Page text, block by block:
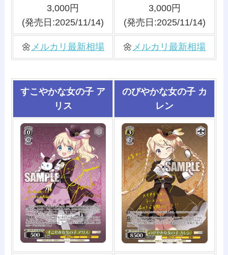
3,000円
(発売日:2025/11/14)
3,000円
(発売日:2025/11/14)
🌼 メルカリ最新相場 🌼 メルカリ最新相場
すこやかな女の子 ア
リス
のびやかな女の子 カ
レン